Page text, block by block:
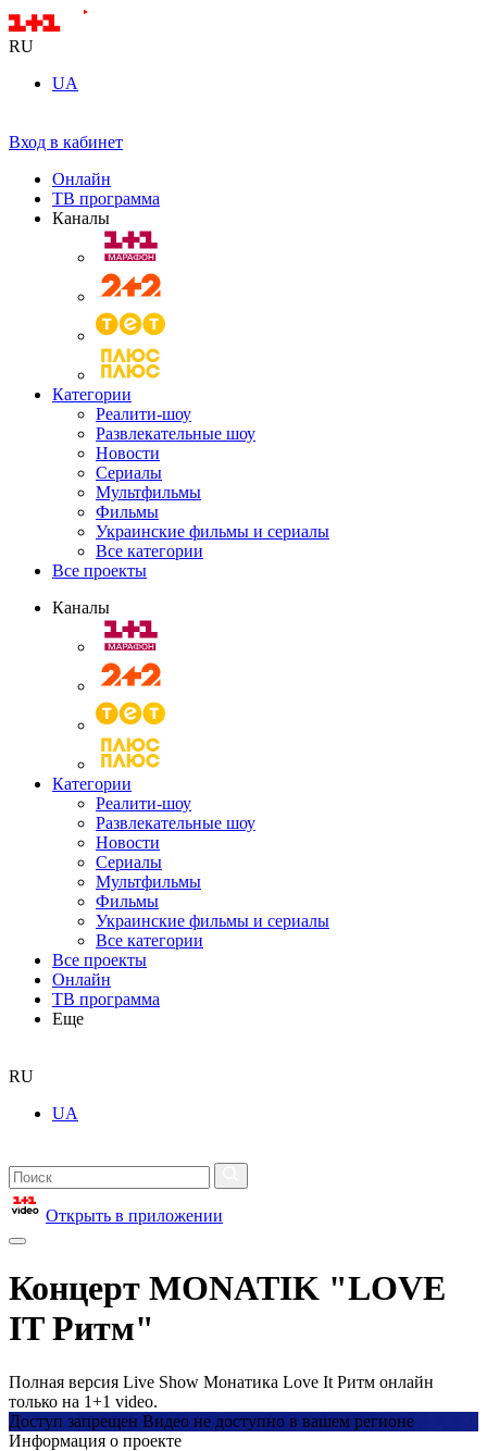
RU
UA
Вход в кабинет
Онлайн
ТВ программа
Каналы
Категории
Реалити-шоу
Развлекательные шоу
Новости
Сериалы
Мультфильмы
Фильмы
Украинские фильмы и сериалы
Все категории
Все проекты
Каналы
Категории
Реалити-шоу
Развлекательные шоу
Новости
Сериалы
Мультфильмы
Фильмы
Украинские фильмы и сериалы
Все категории
Все проекты
Онлайн
ТВ программа
Еще
RU
UA
Открыть в приложении
Концерт MONATIK "LOVE
IT Ритм"
Полная версия Live Show Монатика Love It Ритм онлайн
только на 1+1 video.
Доступ запрещен Видео не доступно в вашем регионе
Информация о проекте